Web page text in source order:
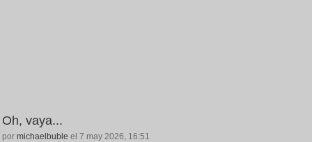
Oh, vaya...
por michaelbuble el 7 may 2026, 16:51